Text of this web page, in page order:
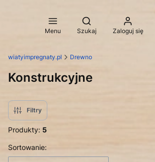
Menu
Otwórz wyszukiwarkę
Szukaj Zaloguj się
wiatyimpregnaty.pl Drewno
Konstrukcyjne
Filtry
Produkty: 5
Lista produktów
Sortowanie: